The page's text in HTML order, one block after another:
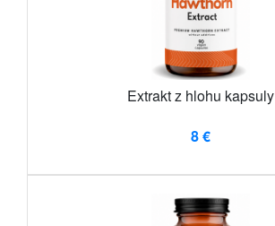
Extrakt z hlohu kapsuly
8 €